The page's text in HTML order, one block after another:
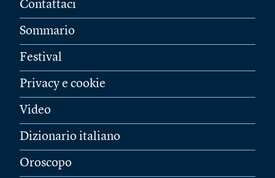
Contattaci
Sommario
Festival
Privacy e cookie
Video
Dizionario italiano
Oroscopo